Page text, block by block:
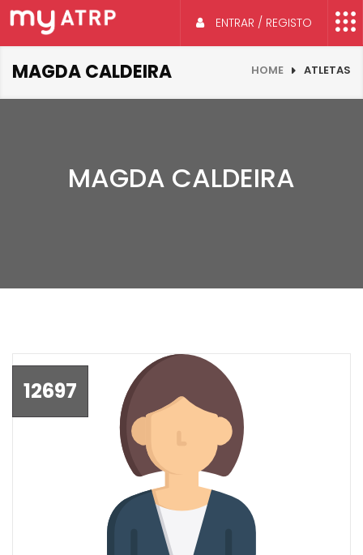
ENTRAR / REGISTO
MAGDA CALDEIRA HOME ATLETAS
MAGDA CALDEIRA
12697